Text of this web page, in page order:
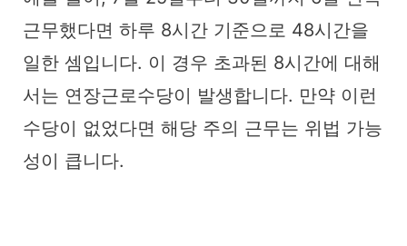
근무했다면 하루 8시간 기준으로 48시간을
일한 셈입니다. 이 경우 초과된 8시간에 대해
서는 연장근로수당이 발생합니다. 만약 이런
수당이 없었다면 해당 주의 근무는 위법 가능
성이 큽니다.